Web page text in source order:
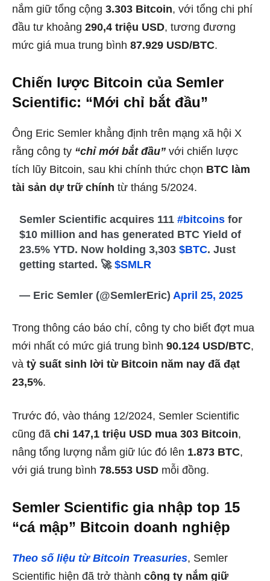
nắm giữ tổng cộng 3.303 Bitcoin, với tổng chi phí
đầu tư khoảng 290,4 triệu USD, tương đương
mức giá mua trung bình 87.929 USD/BTC.
Chiến lược Bitcoin của Semler
Scientific: “Mới chỉ bắt đầu”
Ông Eric Semler khẳng định trên mạng xã hội X
rằng công ty “chỉ mới bắt đầu” với chiến lược
tích lũy Bitcoin, sau khi chính thức chọn BTC làm
tài sản dự trữ chính từ tháng 5/2024.
Semler Scientific acquires 111#bitcoins for
$10 million and has generated BTC Yield of
23.5% YTD. Now holding 3,303$BTC. Just
getting started. 🚀$SMLR
— Eric Semler (@SemlerEric)April 25, 2025
Trong thông cáo báo chí, công ty cho biết đợt mua
mới nhất có mức giá trung bình 90.124 USD/BTC,
và tỷ suất sinh lời từ Bitcoin năm nay đã đạt
23,5%.
Trước đó, vào tháng 12/2024, Semler Scientific
cũng đã chi 147,1 triệu USD mua 303 Bitcoin,
nâng tổng lượng nắm giữ lúc đó lên 1.873 BTC,
với giá trung bình 78.553 USD mỗi đồng.
Semler Scientific gia nhập top 15
“cá mập” Bitcoin doanh nghiệp
Theo số liệu từ Bitcoin Treasuries, Semler
Scientific hiện đã trở thành công ty nắm giữ